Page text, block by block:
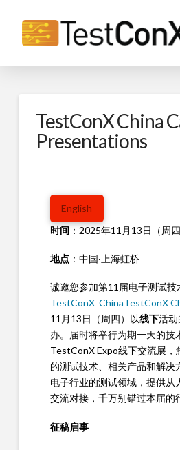
TestConX China
Presentations
English
时间：2025年11月13日（ 周四
地点：中国·上海虹桥
诚邀您参加第11届电子测试技
TestConX ChinaTestConX
11月13日（周四）以线下活动
办。届时将举行为期一天的技
TestConX Expo线下交流展，
的测试技术、相关产品和解决
电子行业的测试领域，提供从
交流对接，千万别错过本届的
征稿启事